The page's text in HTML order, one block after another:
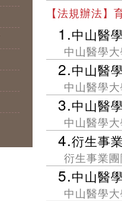
【法規辦法】
1.中山醫
中山醫學
2.中山醫
中山醫學
3.中山醫
中山醫學
4.衍生事
衍生事業
5.中山醫
中山醫學